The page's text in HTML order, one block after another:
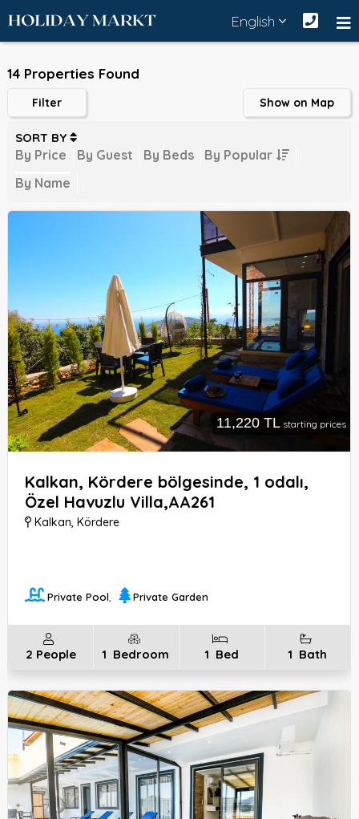
English
14 Properties Found
Show on Map
Filter
SORT BY
By Price By Guest By Beds
By Popular
By Name
Kalkan, Kördere bölgesinde, 1 odalı,
Özel Havuzlu Villa,AA261
Kalkan, Kördere
Private Pool, Private Garden
11,220 TL starting prices
2 People 1 Bedroom 1 Bed 1 Bath